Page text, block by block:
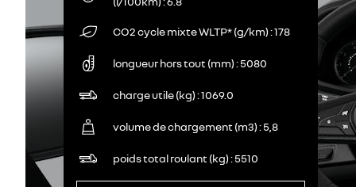
CO2 cycle mixte WLTP* (g/km) 178
longueur hors tout (mm) 5080
charge utile (kg) 1069.0
volume de chargement (m3) 5,8
poids total roulant (kg) 5510